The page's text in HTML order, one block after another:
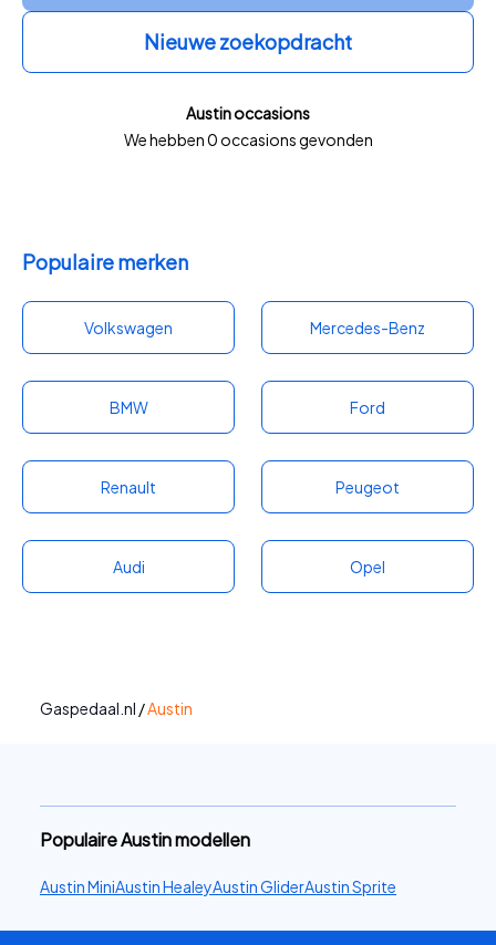
Nieuwe zoekopdracht
Austin occasions
We hebben 0 occasions gevonden
Populaire merken
Volkswagen Mercedes-Benz
BMW Ford
Renault Peugeot
Audi Opel
Gaspedaal.nl /Austin
Populaire Austin modellen
Austin MiniAustin HealeyAustin GliderAustin Sprite